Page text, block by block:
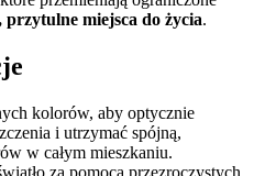
przytulne miejsca do życia.
kolorów, aby optycznie
i utrzymać spójną,
w całym mieszkaniu.
za pomocą przezroczystych